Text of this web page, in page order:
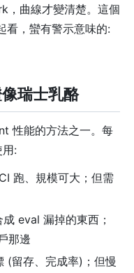
曲線才變清楚。這個
看，蠻有警示意味的:
瑞士乳酪
性能的方法之一。每
用:
跑、規模可大；但需
eval 漏掉的東西；
那邊
(留存、完成率)；但慢